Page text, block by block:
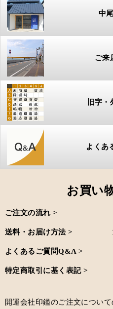
中
ご来
旧字
よく
お買い
ご注文の流れ >
送料・お届け方法 >
よくあるご質問Q&A >
特定商取引に基く表記 >
開運会社印鑑のご注文について